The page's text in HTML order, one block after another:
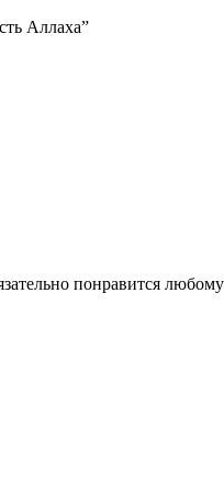
Аллаха”
понравится